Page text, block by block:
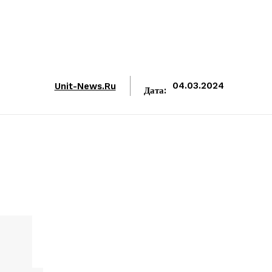
Unit-News.ru Дата: 04.03.2024